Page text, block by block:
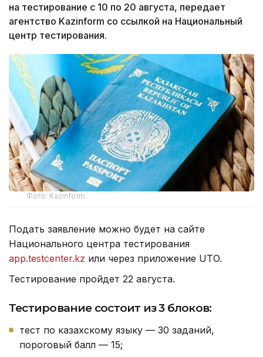
на тестирование с 10 по 20 августа, передает
агентство Kazinform со ссылкой на Национальный
центр тестирования.
Фото: Kazinform
Подать заявление можно будет на сайте
Национального центра тестирования
app.testcenter.kz или через приложение UTO.
Тестирование пройдет 22 августа.
Тестирование состоит из 3 блоков:
тест по казахскому языку — 30 заданий,
пороговый балл — 15;